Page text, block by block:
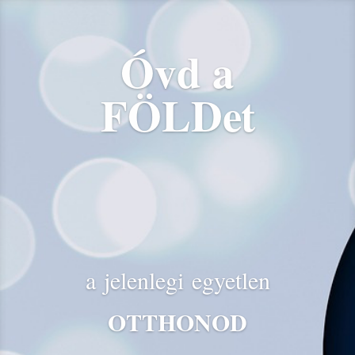
Óvd a
FÖLDet
a jelenlegi egyetlen
OTTHONOD